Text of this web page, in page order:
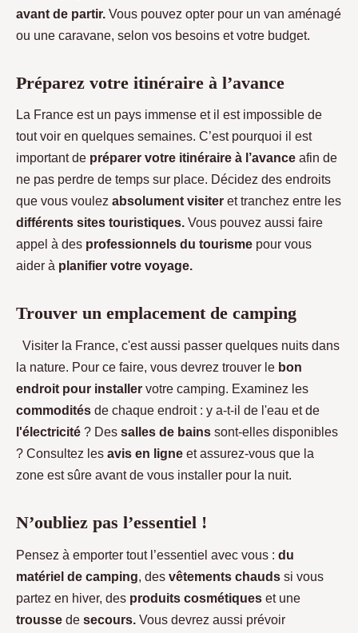
avant de partir. Vous pouvez opter pour un van aménagé
ou une caravane, selon vos besoins et votre budget.
Préparez votre itinéraire à l’avance
La France est un pays immense et il est impossible de
tout voir en quelques semaines. C’est pourquoi il est
important de préparer votre itinéraire à l’avance afin de
ne pas perdre de temps sur place. Décidez des endroits
que vous voulez absolument visiter et tranchez entre les
différents sites touristiques. Vous pouvez aussi faire
appel à des professionnels du tourisme pour vous
aider à planifier votre voyage.
Trouver un emplacement de camping
Visiter la France, c'est aussi passer quelques nuits dans
la nature. Pour ce faire, vous devrez trouver le bon
endroit pour installer votre camping. Examinez les
commodités de chaque endroit : y a-t-il de l'eau et de
l'électricité ? Des salles de bains sont-elles disponibles
? Consultez les avis en ligne et assurez-vous que la
zone est sûre avant de vous installer pour la nuit.
N’oubliez pas l’essentiel !
Pensez à emporter tout l’essentiel avec vous : du
matériel de camping, des vêtements chauds si vous
partez en hiver, des produits cosmétiques et une
trousse de secours. Vous devrez aussi prévoir